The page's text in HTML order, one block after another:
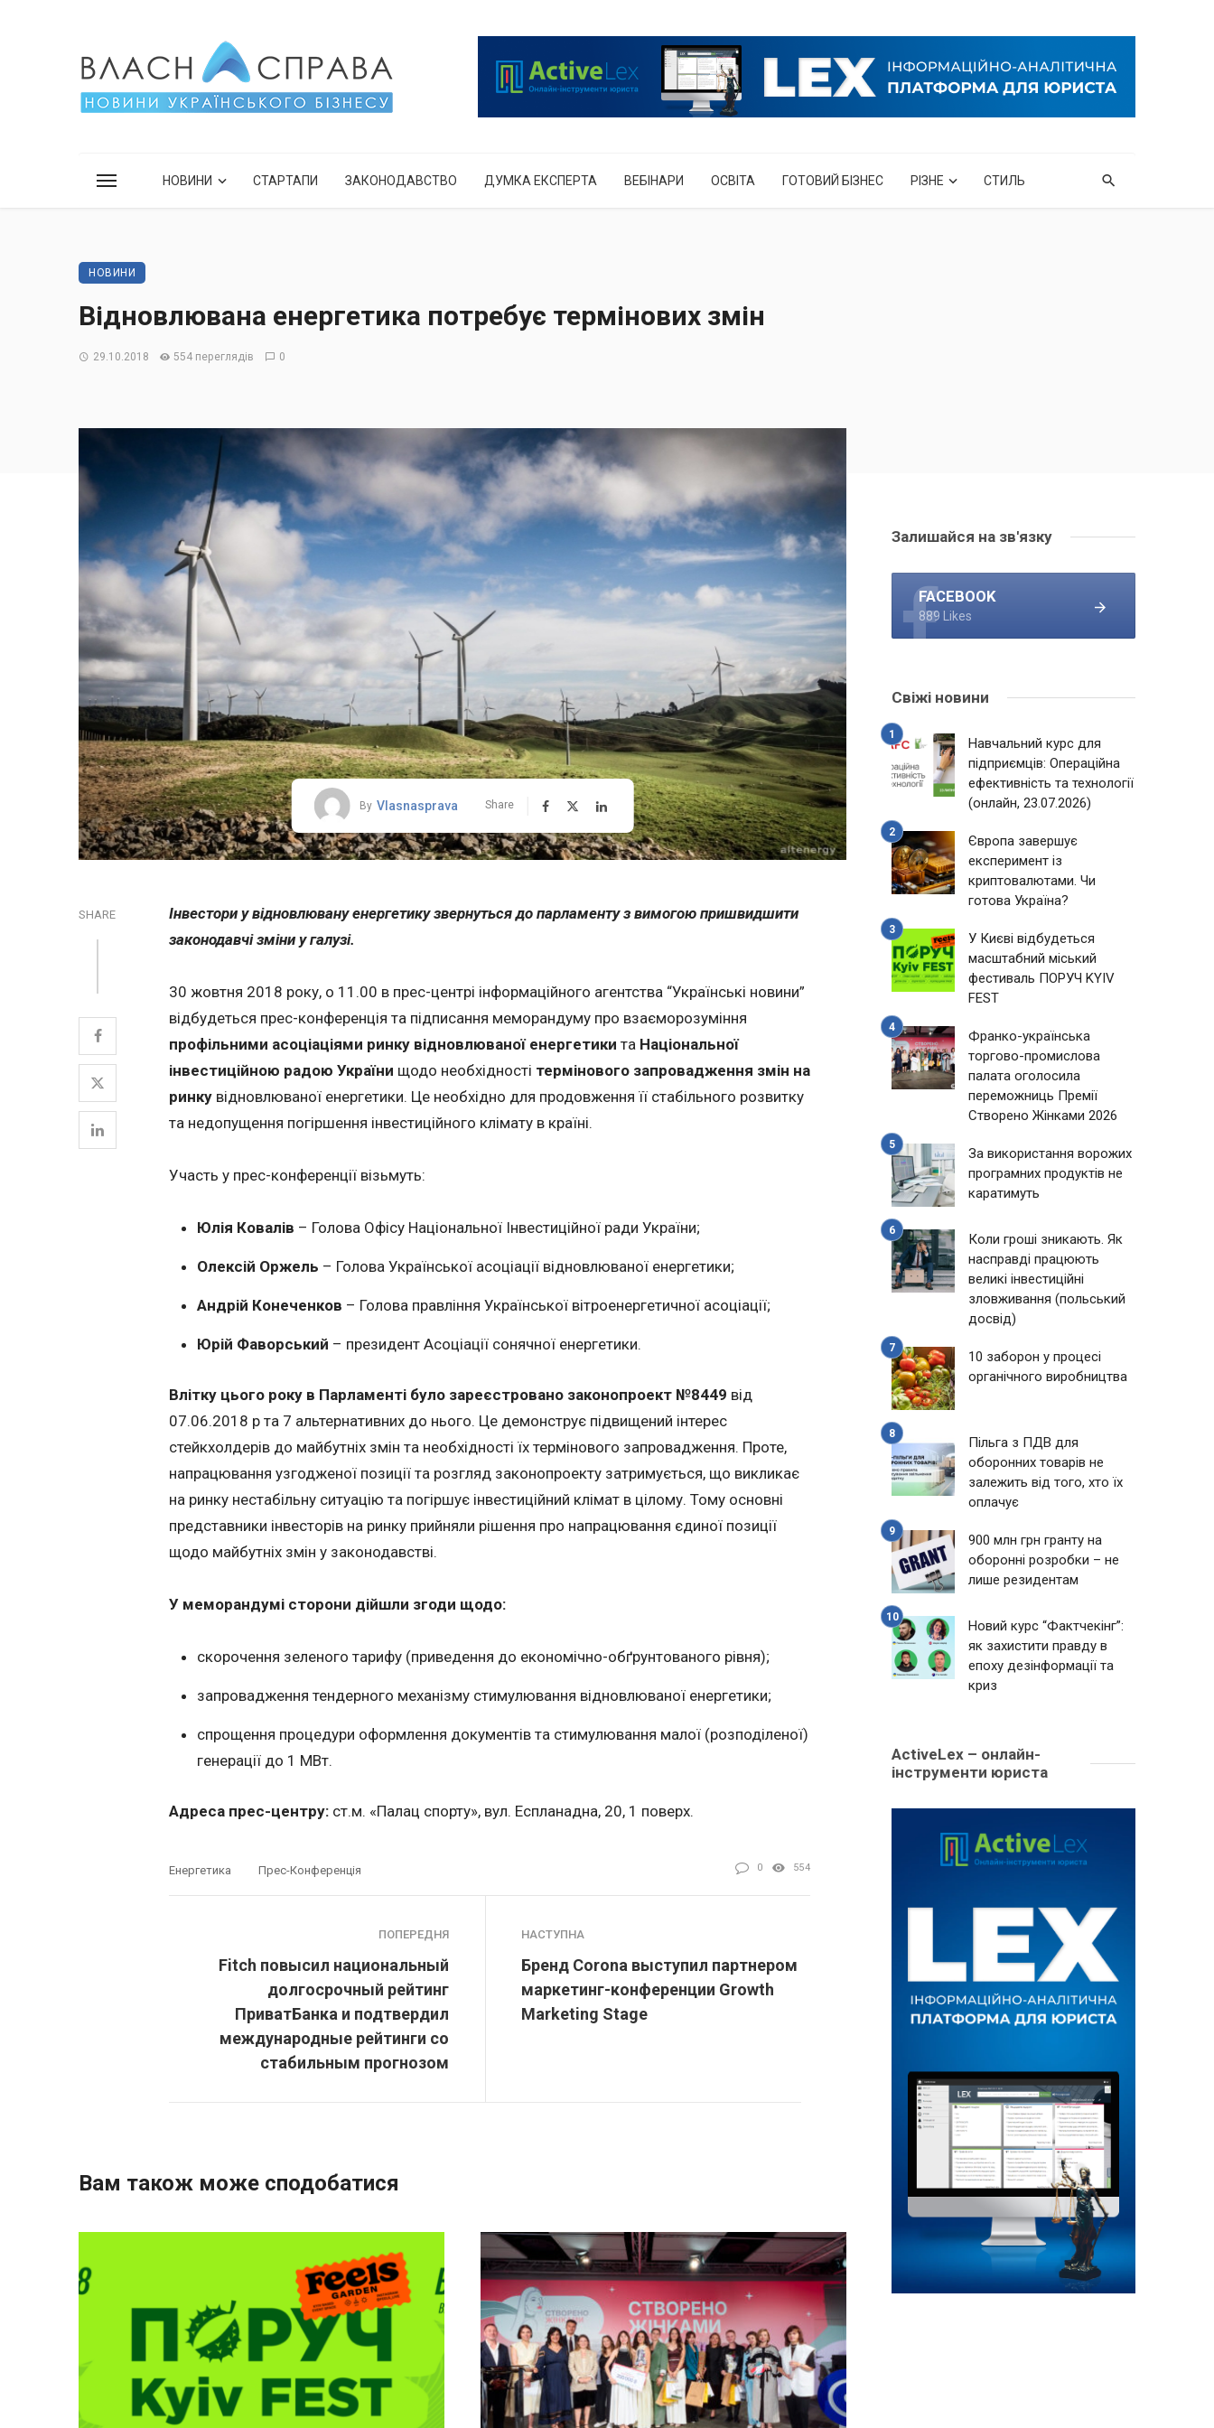
НОВИНИ СТАРТАПИ ЗАКОНОДАВСТВО ДУМКА ЕКСПЕРТА ВЕБІНАРИ ОСВІТА ГОТОВИЙ БІЗНЕС РІЗНЕ СТИЛЬ
НОВИНИ
Відновлювана енергетика потребує термінових змін
29.10.2018 554 переглядів 0
By Vlasnasprava Share
SHARE
Інвестори у відновлювану енергетику звернуться до парламенту з вимогою пришвидшити
законодавчі зміни у галузі.
30 жовтня 2018 року, о 11.00 в прес-центрі інформаційного агентства “Українські новини”
відбудеться прес-конференція та підписання меморандуму про взаєморозуміння
профільними асоціаціями ринку відновлюваної енергетики та Національної
інвестиційною радою України щодо необхідності термінового запровадження змін на
ринку відновлюваної енергетики. Це необхідно для продовження її стабільного розвитку
та недопущення погіршення інвестиційного клімату в країні.
Участь у прес-конференції візьмуть:
Юлія Ковалів – Голова Офісу Національної Інвестиційної ради України;
Олексій Оржель – Голова Української асоціації відновлюваної енергетики;
Андрій Конеченков – Голова правління Української вітроенергетичної асоціації;
Юрій Фаворський – президент Асоціації сонячної енергетики.
Влітку цього року в Парламенті було зареєстровано законопроект №8449 від
07.06.2018 р та 7 альтернативних до нього. Це демонструє підвищений інтерес
стейкхолдерів до майбутніх змін та необхідності їх термінового запровадження. Проте,
напрацювання узгодженої позиції та розгляд законопроекту затримується, що викликає
на ринку нестабільну ситуацію та погіршує інвестиційний клімат в цілому. Тому основні
представники інвесторів на ринку прийняли рішення про напрацювання єдиної позиції
щодо майбутніх змін у законодавстві.
У меморандумі сторони дійшли згоди щодо:
скорочення зеленого тарифу (приведення до економічно-обґрунтованого рівня);
запровадження тендерного механізму стимулювання відновлюваної енергетики;
спрощення процедури оформлення документів та стимулювання малої (розподіленої)
генерації до 1 МВт.
Адреса прес-центру: ст.м. «Палац спорту», вул. Еспланадна, 20, 1 поверх.
Енергетика Прес-Конференція 0 554
ПОПЕРЕДНЯ
Fitch повысил национальный
долгосрочный рейтинг
ПриватБанка и подтвердил
международные рейтинги со
стабильным прогнозом
НАСТУПНА
Бренд Corona выступил партнером
маркетинг-конференции Growth
Marketing Stage
Вам також може сподобатися
Залишайся на зв'язку
FACEBOOK
889 Likes
Свіжі новини
Навчальний курс для
підприємців: Операційна
ефективність та технології
(онлайн, 23.07.2026)
Європа завершує
експеримент із
криптовалютами. Чи
готова Україна?
У Києві відбудеться
масштабний міський
фестиваль ПОРУЧ KYIV
FEST
Франко-українська
торгово-промислова
палата оголосила
переможниць Премії
Створено Жінками 2026
За використання ворожих
програмних продуктів не
каратимуть
Коли гроші зникають. Як
насправді працюють
великі інвестиційні
зловживання (польський
досвід)
10 заборон у процесі
органічного виробництва
Пільга з ПДВ для
оборонних товарів не
залежить від того, хто їх
оплачує
900 млн грн гранту на
оборонні розробки – не
лише резидентам
Новий курс “Фактчекінг”:
як захистити правду в
епоху дезінформації та
криз
ActiveLex – онлайн-
інструменти юриста